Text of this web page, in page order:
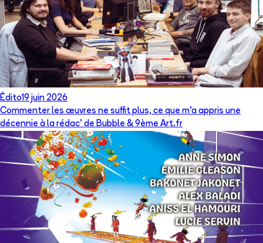
Édito19 juin 2026
Commenter les œuvres ne suffit plus, ce que m’a appris une
décennie à la rédac’ de Bubble & 9ème Art.fr